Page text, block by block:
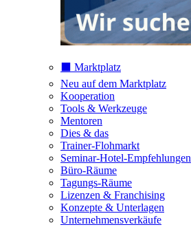
⬛️ Marktplatz
Neu auf dem Marktplatz
Kooperation
Tools & Werkzeuge
Mentoren
Dies & das
Trainer-Flohmarkt
Seminar-Hotel-Empfehlungen
Büro-Räume
Tagungs-Räume
Lizenzen & Franchising
Konzepte & Unterlagen
Unternehmensverkäufe